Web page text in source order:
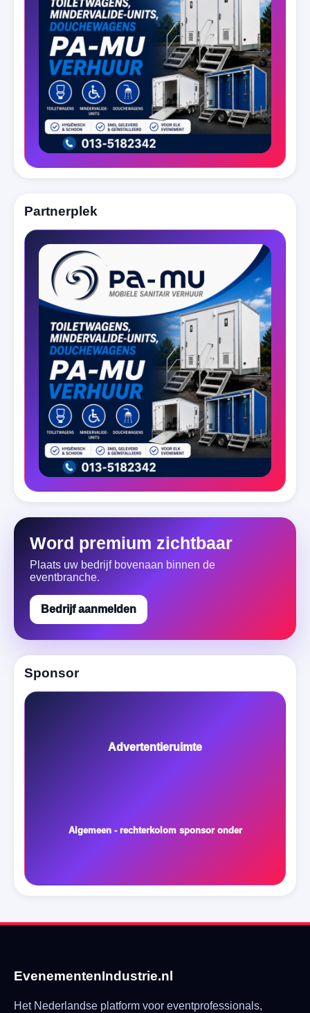
Partnerplek
Word premium zichtbaar
Plaats uw bedrijf bovenaan binnen de
eventbranche.
Bedrijf aanmelden
Sponsor
Advertentieruimte
Algemeen - rechterkolom sponsor onder
EvenementenIndustrie.nl
Het Nederlandse platform voor eventprofessionals,